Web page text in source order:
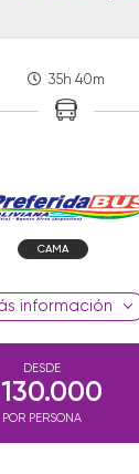
35h 40m
CAMA
información
DESDE
130.000
POR PERSONA